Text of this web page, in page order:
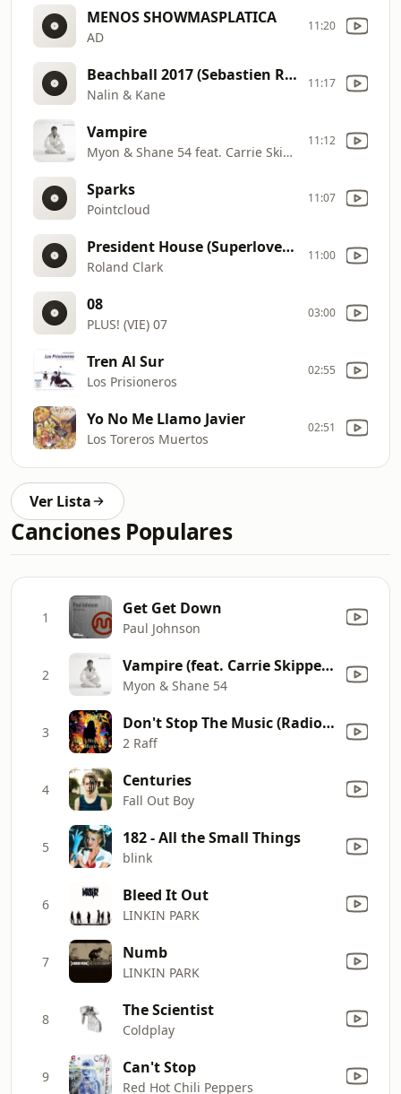
MENOS SHOWMASPLATICA
AD
11:20
Beachball 2017 (Sebastien Remix)
Nalin & Kane
11:17
Vampire
Myon & Shane 54 feat. Carrie Skipper
11:12
Sparks
Pointcloud
11:07
President House (Superlover ReWork Extended Mix)
Roland Clark
11:00
08
PLUS! (VIE) 07
03:00
Tren Al Sur
Los Prisioneros
02:55
Yo No Me Llamo Javier
Los Toreros Muertos
02:51
Ver Lista
Canciones Populares
1 Get Get Down
Paul Johnson
2 Vampire (feat. Carrie Skipper) [Club Mix]
Myon & Shane 54
3 Don't Stop The Music (Radio Cut)
2 Raff
4 Centuries
Fall Out Boy
5 182 - All the Small Things
blink
6 Bleed It Out
LINKIN PARK
7 Numb
LINKIN PARK
8 The Scientist
Coldplay
9 Can't Stop
Red Hot Chili Peppers